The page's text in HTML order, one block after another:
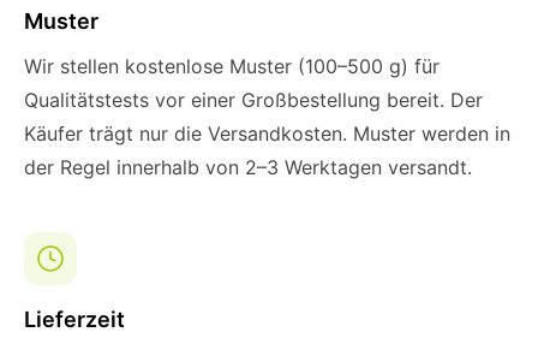
Muster
Wir stellen kostenlose Muster (100–500 g) für
Qualitätstests vor einer Großbestellung bereit. Der
Käufer trägt nur die Versandkosten. Muster werden in
der Regel innerhalb von 2–3 Werktagen versandt.
Lieferzeit